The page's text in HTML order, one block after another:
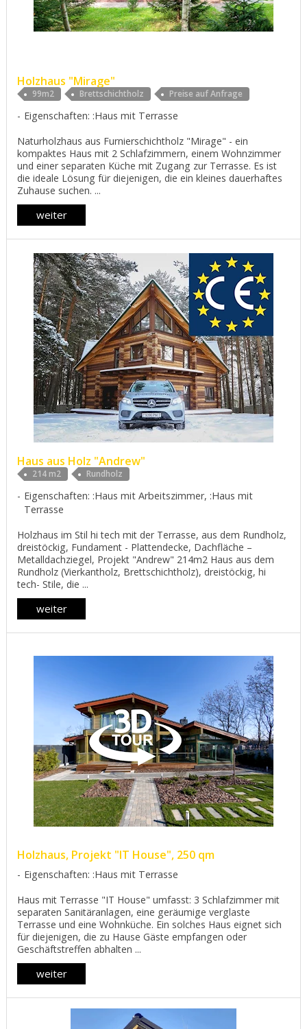
Holzhaus "Mirage"
99m2 Brettschichtholz Preise auf Anfrage
Eigenschaften: :Haus mit Terrasse
Naturholzhaus aus Furnierschichtholz "Mirage" - ein
kompaktes Haus mit 2 Schlafzimmern, einem Wohnzimmer
und einer separaten Küche mit Zugang zur Terrasse. Es ist
die ideale Lösung für diejenigen, die ein kleines dauerhaftes
Zuhause suchen. ...
weiter
Haus aus Holz "Andrew"
214 m2 Rundholz
Eigenschaften: :Haus mit Arbeitszimmer, :Haus mit
Terrasse
Holzhaus im Stil hi tech mit der Terrasse, aus dem Rundholz,
dreistöckig, Fundament - Plattendecke, Dachfläche –
Metalldachziegel, Projekt "Andrew" 214m2 Haus aus dem
Rundholz (Vierkantholz, Brettschichtholz), dreistöckig, hi
tech- Stile, die ...
weiter
Holzhaus, Projekt "IT House", 250 qm
Eigenschaften: :Haus mit Terrasse
Haus mit Terrasse "IT House" umfasst: 3 Schlafzimmer mit
separaten Sanitäranlagen, eine geräumige verglaste
Terrasse und eine Wohnküche. Ein solches Haus eignet sich
für diejenigen, die zu Hause Gäste empfangen oder
Geschäftstreffen abhalten ...
weiter